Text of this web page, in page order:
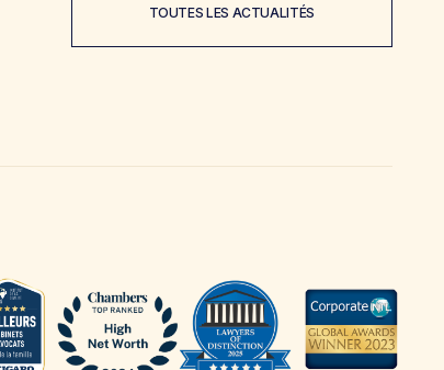
TOUTES LES ACTUALITÉS